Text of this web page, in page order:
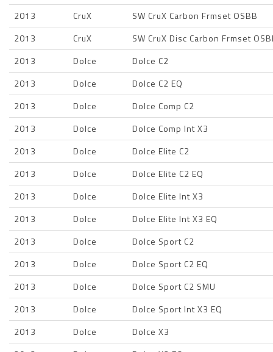
2013
CruX
SW CruX Carbon Frmset OSBB
2013
CruX
SW CruX Disc Carbon Frmset
2013
Dolce
Dolce C2
2013
Dolce
Dolce C2 EQ
2013
Dolce
Dolce Comp C2
2013
Dolce
Dolce Comp Int X3
2013
Dolce
Dolce Elite C2
2013
Dolce
Dolce Elite C2 EQ
2013
Dolce
Dolce Elite Int X3
2013
Dolce
Dolce Elite Int X3 EQ
2013
Dolce
Dolce Sport C2
2013
Dolce
Dolce Sport C2 EQ
2013
Dolce
Dolce Sport C2 SMU
2013
Dolce
Dolce Sport Int X3 EQ
2013
Dolce
Dolce X3